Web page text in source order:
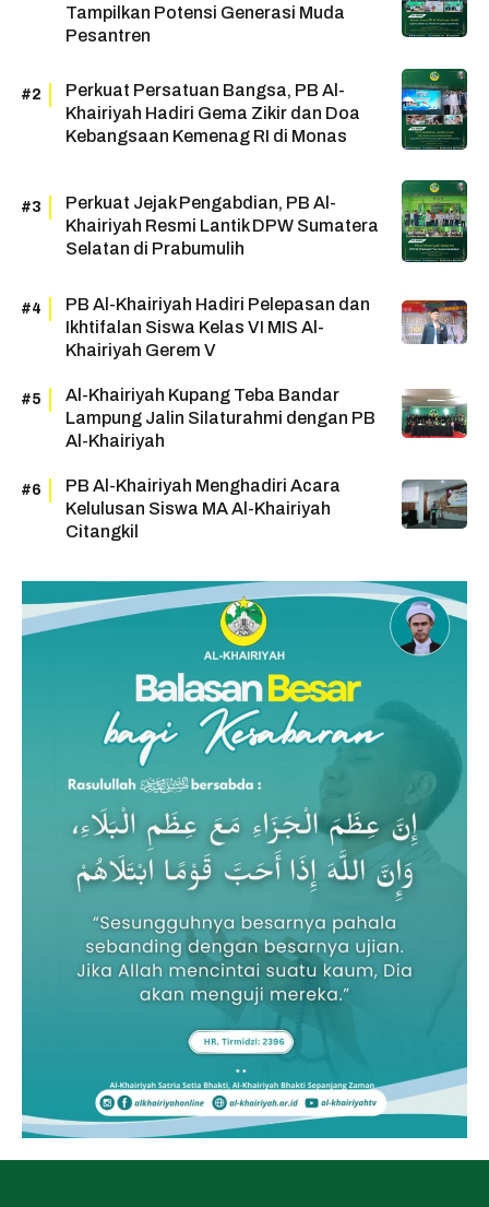
Tampilkan Potensi Generasi Muda
Pesantren
Perkuat Persatuan Bangsa, PB Al-
Khairiyah Hadiri Gema Zikir dan Doa
Kebangsaan Kemenag RI di Monas
Perkuat Jejak Pengabdian, PB Al-
Khairiyah Resmi Lantik DPW Sumatera
Selatan di Prabumulih
PB Al-Khairiyah Hadiri Pelepasan dan
Ikhtifalan Siswa Kelas VI MIS Al-
Khairiyah Gerem V
Al-Khairiyah Kupang Teba Bandar
Lampung Jalin Silaturahmi dengan PB
Al-Khairiyah
PB Al-Khairiyah Menghadiri Acara
Kelulusan Siswa MA Al-Khairiyah
Citangkil